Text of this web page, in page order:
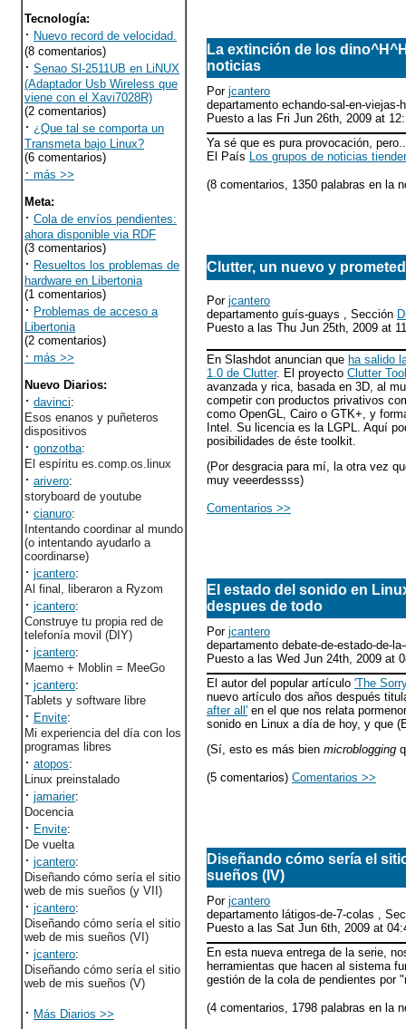
Tecnología:
· Nuevo record de velocidad.
(8 comentarios)
· Senao Sl-2511UB en LiNUX
(Adaptador Usb Wireless que
viene con el Xavi7028R)
(2 comentarios)
· ¿Que tal se comporta un
Transmeta bajo Linux?
(6 comentarios)
· más >>
Meta:
· Cola de envíos pendientes:
ahora disponible via RDF
(3 comentarios)
· Resueltos los problemas de
hardware en Libertonia
(1 comentarios)
· Problemas de acceso a
Libertonia
(2 comentarios)
· más >>
Nuevo Diarios:
· davinci:
Esos enanos y puñeteros
dispositivos
· gonzotba:
El espíritu es.comp.os.linux
· arivero:
storyboard de youtube
· cianuro:
Intentando coordinar al mundo
(o intentando ayudarlo a
coordinarse)
· jcantero:
Al final, liberaron a Ryzom
· jcantero:
Construye tu propia red de
telefonía movil (DIY)
· jcantero:
Maemo + Moblin = MeeGo
· jcantero:
Tablets y software libre
· Envite:
Mi experiencia del día con los
programas libres
· atopos:
Linux preinstalado
· jamarier:
Docencia
· Envite:
De vuelta
· jcantero:
Diseñando cómo sería el sitio
web de mis sueños (y VII)
· jcantero:
Diseñando cómo sería el sitio
web de mis sueños (VI)
· jcantero:
Diseñando cómo sería el sitio
web de mis sueños (V)
· Más Diarios >>
La extinción de los
noticias
Por jcantero
departamento echando-sal-en-
Puesto a las Fri Jun 26th, 2009 at
Ya sé que es pura provocación,
El País Los grupos de noticias
(8 comentarios, 1350 palabras en la
Clutter, un nuevo y
Por jcantero
departamento guís-guays , Sección
Puesto a las Thu Jun 25th, 2009 at
En Slashdot anuncian que ha salido
1.0 de Clutter. El proyecto Clutter
avanzada y rica, basada en 3D, al
competir con productos privativos
como OpenGL, Cairo o GTK+, y
Intel. Su licencia es la LGPL. Aquí
posibilidades de éste toolkit.
(Por desgracia para mí, la otra vez
muy veeerdessss)
Comentarios >>
El estado del sonido en
despues de todo
Por jcantero
departamento debate-de-estado-de-
Puesto a las Wed Jun 24th, 2009 at
El autor del popular artículo 'The
nuevo artículo dos años después
after all' en el que nos relata
sonido en Linux a día de hoy, y que
(Sí, esto es más bien microblogging
(5 comentarios) Comentarios >>
Diseñando cómo sería el
sueños (IV)
Por jcantero
departamento látigos-de-7-colas ,
Puesto a las Sat Jun 6th, 2009 at
En esta nueva entrega de la serie,
herramientas que hacen al sistema
gestión de la cola de pendientes por
(4 comentarios, 1798 palabras en la